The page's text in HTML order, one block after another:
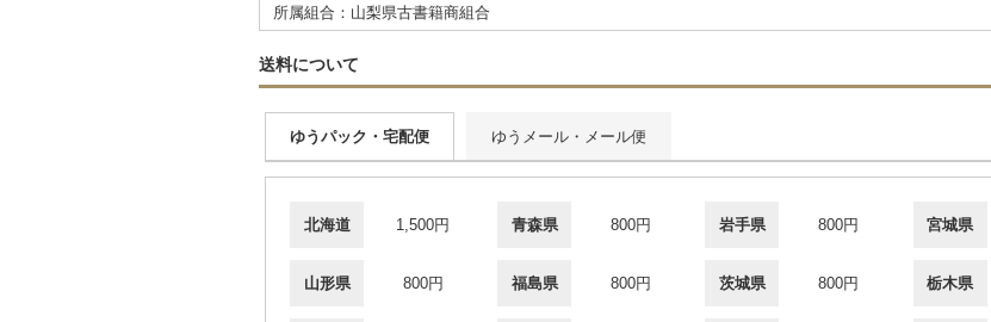
所属組合：山梨県古書籍商組合
送料について
ゆうパック・宅配便 ゆうメール・メール便
北海道 1,500円 青森県 800円 岩手県 800円 宮城県
山形県 800円 福島県 800円 茨城県 800円 栃木県